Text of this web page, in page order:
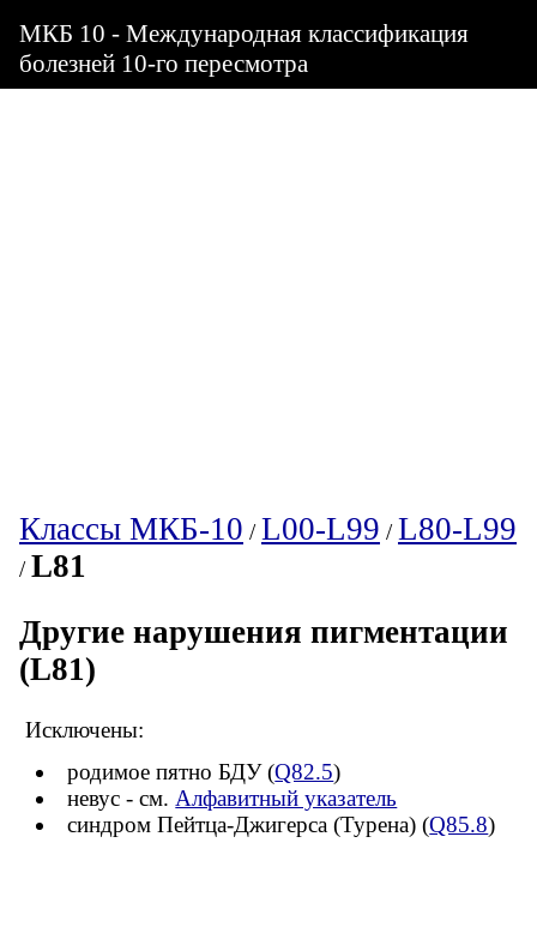
МКБ 10 - Международная классификация
болезней 10-го пересмотра
Классы МКБ-10 /L00-L99 /L80-L99
/L81
Другие нарушения пигментации
(L81)
Исключены:
родимое пятно БДУ (Q82.5)
невус - см.Алфавитный указатель
синдром Пейтца-Джигерса (Турена) (Q85.8)